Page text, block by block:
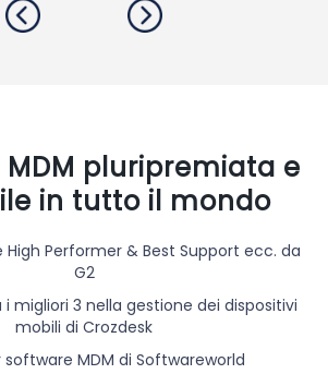
MDM pluripremiata e
in tutto il mondo
Performer & Best Support ecc. da
G2
migliori 3 nella gestione dei dispositivi
mobili di Crozdesk
software MDM di Softwareworld